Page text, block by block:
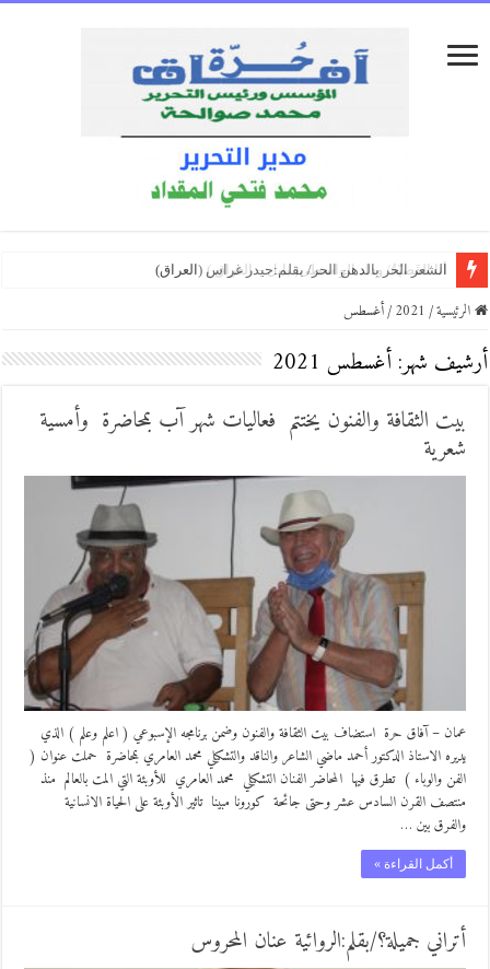
قراءة لقصيدة (لن أتعافى منك للشاعرة الكردية غربة قنبر)
دمشق وأبي وأنا/ بقلم:فاطمة حرفوش ( سوريا )
قراءة في قصيدة حميد سعيد مهرجان الغياب
الرئيسية/
2021
/أغسطس
أرشيف شهر:أغسطس 2021
بيت الثقافة والفنون يختتم فعاليات شهر آب بمحاضرة وأمسية
شعرية
عمان – آفاق حرة استضاف بيت الثقافة والفنون وضمن برنامجه الإسبوعي ( اعلم وعلم ) الذي
يديره الاستاذ الدكتور أحمد ماضي الشاعر والناقد والتشكيلي محمد العامري بمحاضرة حملت عنوان (
الفن والوباء ) تطرق فيها المحاضر الفنان التشكيلي محمد العامري للأوبئة التي المت بالعالم منذ
منتصف القرن السادس عشر وحتى جائحة كورونا مبينا تاثير الأوبئة على الحياة الانسانية
والفرق بين …
أكمل القراءة »
أتراني جميلة؟/بقلم:الروائية عنان المحروس